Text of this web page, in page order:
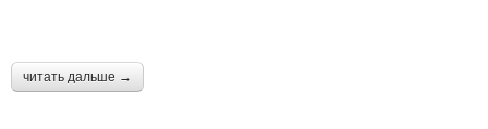
читать дальше →